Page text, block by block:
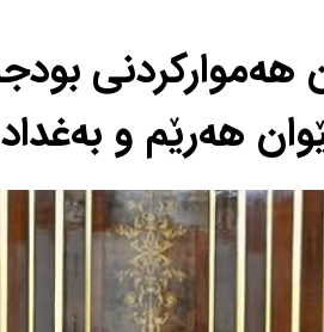
هەموارکردنی
هەرێم و